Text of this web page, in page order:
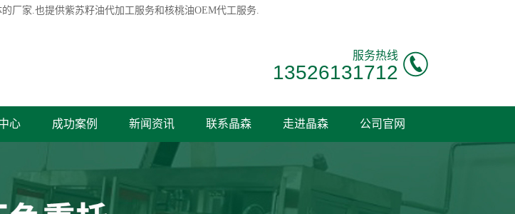
厂家.也提供紫苏籽油代加工服务和核桃油OEM代工服务.
服务热线
13526131712
心 成功案例 新闻资讯 联系晶森 走进晶森 公司官网